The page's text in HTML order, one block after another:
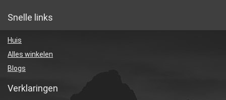
Snelle links
Huis
Alles winkelen
Blogs
Verklaringen